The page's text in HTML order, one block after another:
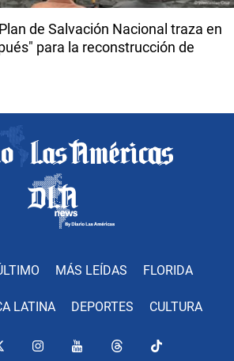
Plan de Salvación Nacional traza en
para la reconstrucción de
MÁS LEÍDAS FLORIDA
LATINA DEPORTES CULTURA